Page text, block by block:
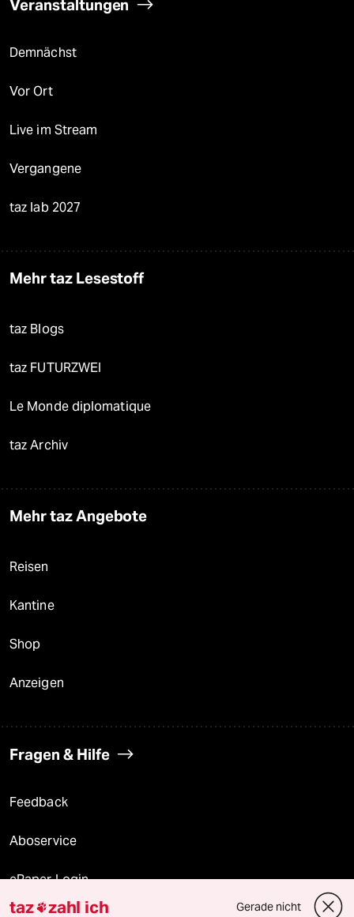
Veranstaltungen
Demnächst
Vor Ort
Live im Stream
Vergangene
taz lab 2027
Mehr taz Lesestoff
taz Blogs
taz FUTURZWEI
Le Monde diplomatique
taz Archiv
Mehr taz Angebote
Reisen
Kantine
Shop
Anzeigen
Fragen & Hilfe
Feedback
Aboservice
ePaper Login
taz zahl ich Gerade nicht